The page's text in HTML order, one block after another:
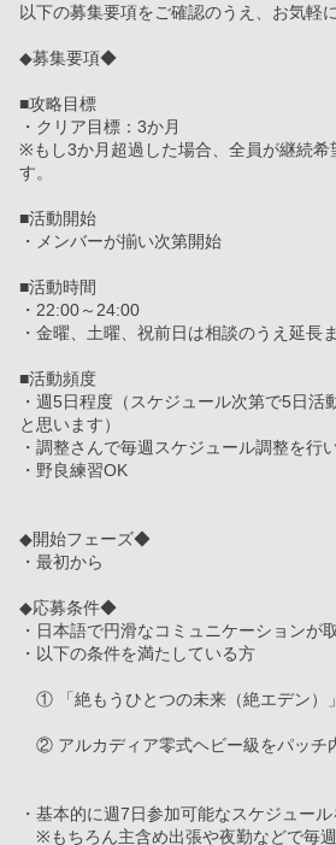
以下の募集要項をご確認のうえ、お気軽
◆募集要項◆
■攻略目標
・クリア目標：3か月
※もし3か月超過した場合、全員が継続希
す。
■活動開始
・メンバーが揃い次第開始
■活動時間
・22:00～24:00
・金曜、土曜、祝前日は相談のうえ延長
■活動頻度
・週5日程度（スケジュール次第で5日活
と思います）
・調整さんで毎週スケジュール調整を行
・野良練習OK
◆開始フェーズ◆
・最初から
◆応募条件◆
・日本語で円滑なコミュニケーションが
・以下の条件を満たしている方
① 「絶もうひとつの未来（絶エデン）
② アルカディア零式ヘビー級をパッチ
・基本的に週7日参加可能なスケジュー
※もちろん主含め出張や夜勤などで毎